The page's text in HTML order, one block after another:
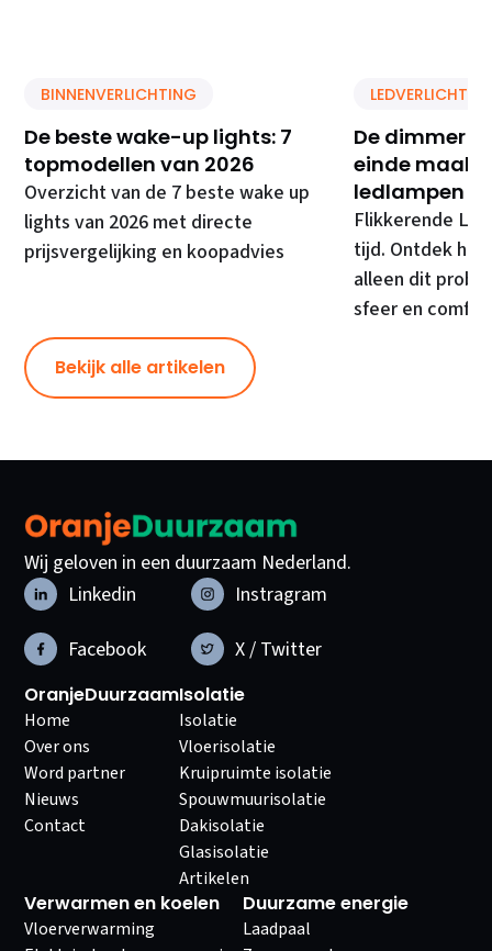
BINNENVERLICHTING
De beste wake-up lights: 7
topmodellen van 2026
Overzicht van de 7 beste wake up
lights van 2026 met directe
prijsvergelijking en koopadvies
De dimmer
einde maakt
ledlampen
Flikkerende
tijd. Ontdek
alleen dit
sfeer en
Bekijk alle artikelen
Wij geloven in een duurzaam Nederland.
Linkedin
Instragram
Facebook
X / Twitter
OranjeDuurzaam
Home
Over ons
Word partner
Nieuws
Contact
Isolatie
Isolatie
Vloerisolatie
Kruipruimte isolatie
Spouwmuurisolatie
Dakisolatie
Glasisolatie
Artikelen
Verwarmen en koelen
Vloerverwarming
Duurzame energie
Laadpaal